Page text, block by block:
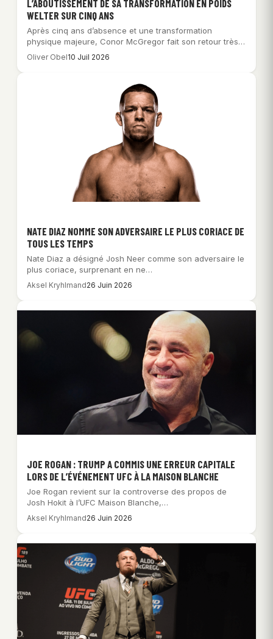
L’ABOUTISSEMENT DE SA TRANSFORMATION EN POIDS
WELTER SUR CINQ ANS
Après cinq ans d’absence et une transformation
physique majeure, Conor McGregor fait son retour très…
Oliver Obel10 Juil 2026
NATE DIAZ NOMME SON ADVERSAIRE LE PLUS CORIACE DE
TOUS LES TEMPS
Nate Diaz a désigné Josh Neer comme son adversaire le
plus coriace, surprenant en ne…
Aksel Kryhlmand26 Juin 2026
JOE ROGAN : TRUMP A COMMIS UNE ERREUR CAPITALE
LORS DE L’ÉVÉNEMENT UFC À LA MAISON BLANCHE
Joe Rogan revient sur la controverse des propos de
Josh Hokit à l’UFC Maison Blanche,…
Aksel Kryhlmand26 Juin 2026